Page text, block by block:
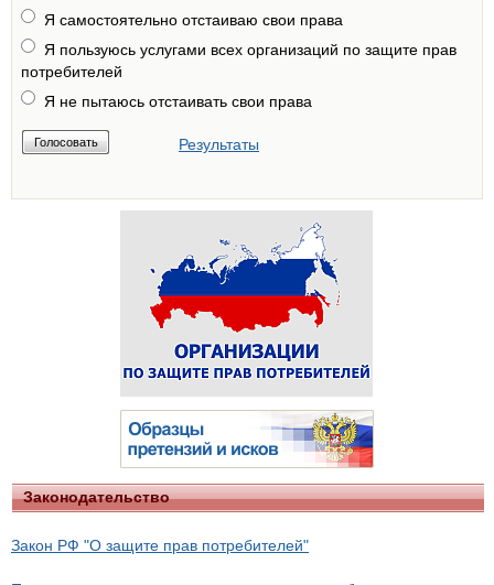
Я самостоятельно отстаиваю свои права
Я пользуюсь услугами всех организаций по защите прав
потребителей
Я не пытаюсь отстаивать свои права
Результаты
Законодательство
Закон РФ "О защите прав потребителей"